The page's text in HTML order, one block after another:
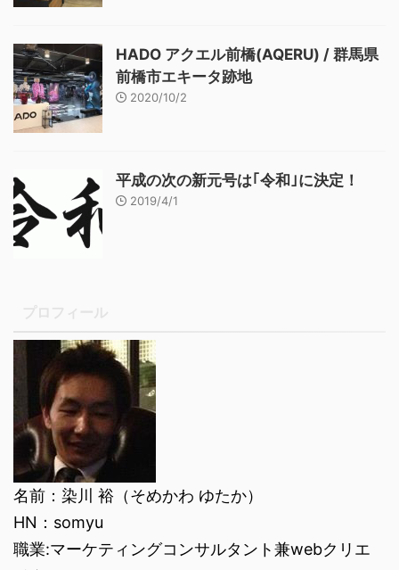
HADO アクエル前橋(AQERU) / 群馬県
前橋市エキータ跡地
2020/10/2
平成の次の新元号は｢令和｣に決定！
2019/4/1
名前：染川 裕（そめかわ ゆたか）
HN：somyu
職業:マーケティングコンサルタント兼webクリエ